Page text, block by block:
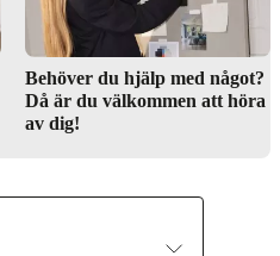
Behöver du hjälp med något?
Då är du välkommen att höra
av dig!